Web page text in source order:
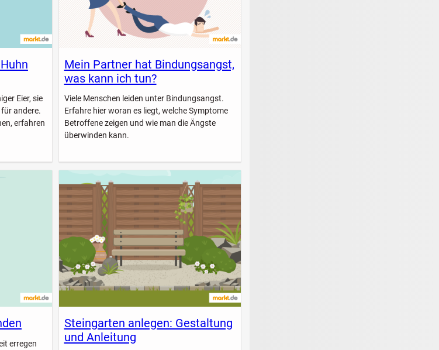
Eier, sie
andere.
erfahren
Mein Partner hat Bindungsangst,
was kann ich tun?
Viele Menschen leiden unter Bindungsangst.
Erfahre hier woran es liegt, welche Symptome
Betroffene zeigen und wie man die Ängste
überwinden kann.
erregen
Steingarten anlegen: Gestaltung
und Anleitung